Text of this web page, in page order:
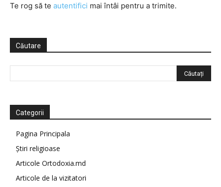
Te rog să te autentifici mai întâi pentru a trimite.
Căutare
Categorii
Pagina Principala
Știri religioase
Articole Ortodoxia.md
Articole de la vizitatori